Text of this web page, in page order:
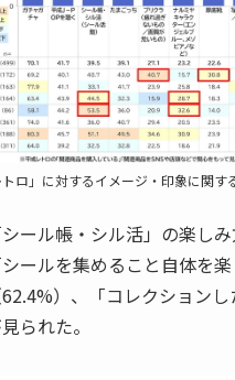
トロ」に対するイメージ・印象に関す
ール帳・シル活」の楽し
ールを集めること自体を
）、「コレクション
られた。